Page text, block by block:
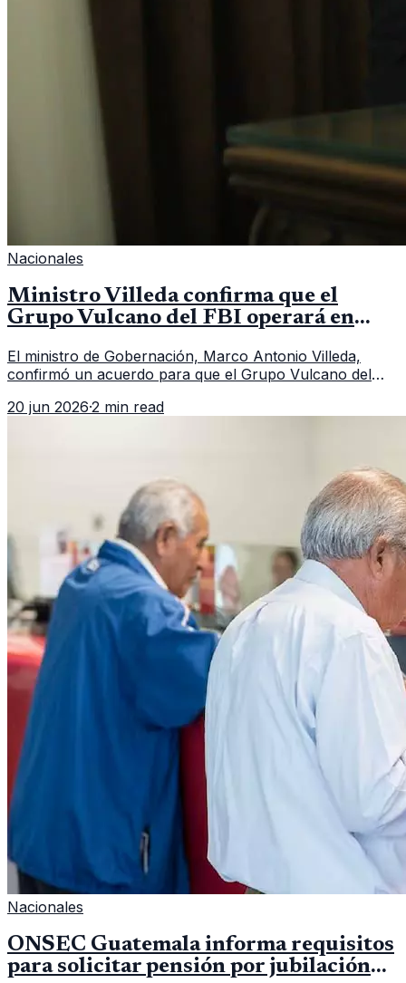
Nacionales
Ministro Villeda confirma que el
Grupo Vulcano del FBI operará en
El ministro de Gobernación, Marco Antonio Villeda,
confirmó un acuerdo para que el Grupo Vulcano del
fallido con la administración anterior del Ministerio
20 jun 2026·2 min read
Nacionales
ONSEC Guatemala informa requisitos
para solicitar pensión por jubilación